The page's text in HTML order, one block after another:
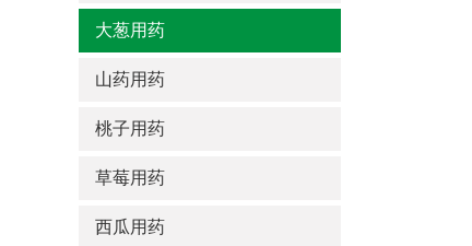
大葱用药
山药用药
桃子用药
草莓用药
西瓜用药